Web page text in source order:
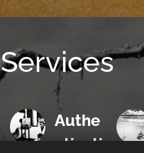
Services
Authe
nticati